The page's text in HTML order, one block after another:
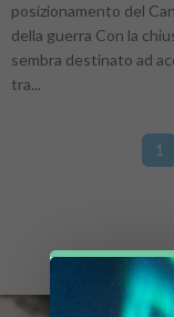
posizionamento del
della guerra Con la
sembra destinato ad
tra...
1